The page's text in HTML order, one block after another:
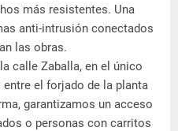
más resistentes. Una
anti-intrusión conectados
las obras.
calle Zaballa, en el único
el forjado de la planta
garantizamos un acceso
o personas con carritos